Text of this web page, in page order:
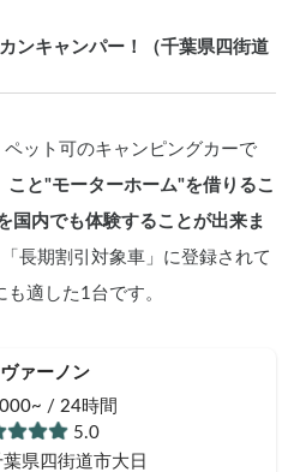
ンキャンパー！（千葉県四街道
ット可のキャンピングカーで
こと"モーターホーム"を借りるこ
国内でも体験することが出来ま
長期割引対象車」に登録されて
適した1台です。
ヴァーノン
/ 24時間
5.0
葉県四街道市大日